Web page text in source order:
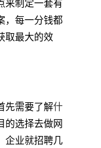
来制定一套有
，每一分钱都
取最大的效
先需要了解什
的选择去做网
企业就招聘几